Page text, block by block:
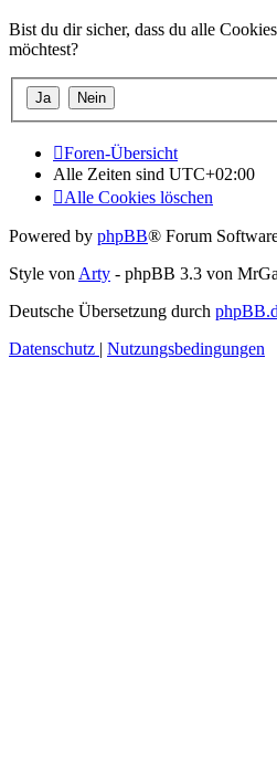
Bist du dir sicher, dass du alle
möchtest?
Foren-Übersicht
Alle Zeiten sind UTC+02:00
Alle Cookies löschen
Powered by phpBB® Forum
Style von Arty - phpBB 3.3 von
Deutsche Übersetzung durch
Datenschutz | Nutzungsbedingungen